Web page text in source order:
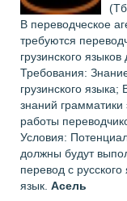
В переводческое
требуются
грузинского
Требования:
грузинского
знаний
работы
Условия:
должны будут
перевод с русского
язык. Асель